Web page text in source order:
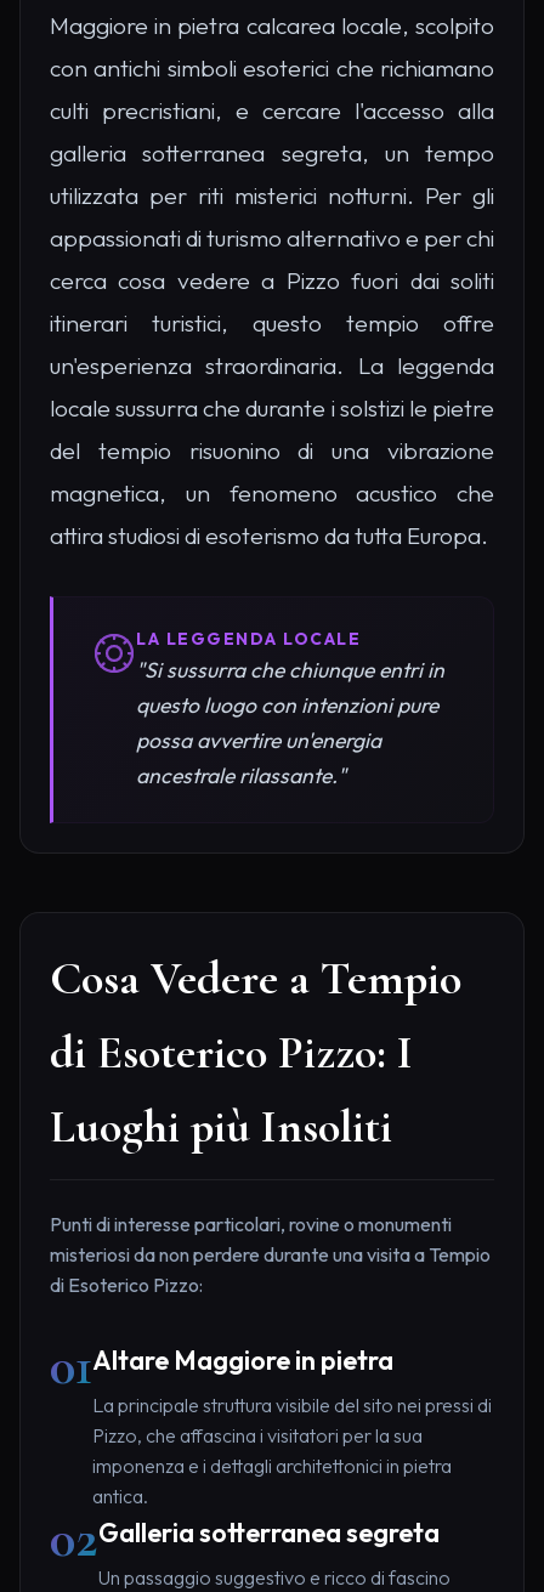
Maggiore in pietra calcarea locale, scolpito
con antichi simboli esoterici che richiamano
culti precristiani, e cercare l'accesso alla
galleria sotterranea segreta, un tempo
utilizzata per riti misterici notturni. Per gli
appassionati di turismo alternativo e per chi
cerca cosa vedere a Pizzo fuori dai soliti
itinerari turistici, questo tempio offre
un'esperienza straordinaria. La leggenda
locale sussurra che durante i solstizi le pietre
del tempio risuonino di una vibrazione
magnetica, un fenomeno acustico che
attira studiosi di esoterismo da tutta Europa.
LA LEGGENDA LOCALE
"Si sussurra che chiunque entri in
questo luogo con intenzioni pure
possa avvertire un'energia
ancestrale rilassante."
Cosa Vedere a Tempio
di Esoterico Pizzo: I
Luoghi più Insoliti
Punti di interesse particolari, rovine o monumenti
misteriosi da non perdere durante una visita a Tempio
di Esoterico Pizzo:
01Altare Maggiore in pietra
La principale struttura visibile del sito nei pressi di
Pizzo, che affascina i visitatori per la sua
imponenza e i dettagli architettonici in pietra
antica.
02Galleria sotterranea segreta
Un passaggio suggestivo e ricco di fascino